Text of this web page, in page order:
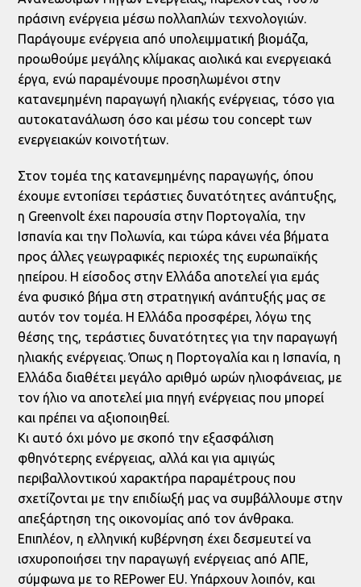
πράσινη ενέργεια μέσω πολλαπλών τεχνολογιών.
Παράγουμε ενέργεια από υπολειμματική βιομάζα,
προωθούμε μεγάλης κλίμακας αιολικά και ενεργειακά
έργα, ενώ παραμένουμε προσηλωμένοι στην
κατανεμημένη παραγωγή ηλιακής ενέργειας, τόσο για
αυτοκατανάλωση όσο και μέσω του concept των
ενεργειακών κοινοτήτων.
Στον τομέα της κατανεμημένης παραγωγής, όπου
έχουμε εντοπίσει τεράστιες δυνατότητες ανάπτυξης,
η Greenvolt έχει παρουσία στην Πορτογαλία, την
Ισπανία και την Πολωνία, και τώρα κάνει νέα βήματα
προς άλλες γεωγραφικές περιοχές της ευρωπαϊκής
ηπείρου. Η είσοδος στην Ελλάδα αποτελεί για εμάς
ένα φυσικό βήμα στη στρατηγική ανάπτυξής μας σε
αυτόν τον τομέα. Η Ελλάδα προσφέρει, λόγω της
θέσης της, τεράστιες δυνατότητες για την παραγωγή
ηλιακής ενέργειας. Όπως η Πορτογαλία και η Ισπανία, η
Ελλάδα διαθέτει μεγάλο αριθμό ωρών ηλιοφάνειας, με
τον ήλιο να αποτελεί μια πηγή ενέργειας που μπορεί
και πρέπει να αξιοποιηθεί.
Κι αυτό όχι μόνο με σκοπό την εξασφάλιση
φθηνότερης ενέργειας, αλλά και για αμιγώς
περιβαλλοντικού χαρακτήρα παραμέτρους που
σχετίζονται με την επιδίωξή μας να συμβάλλουμε στην
απεξάρτηση της οικονομίας από τον άνθρακα.
Επιπλέον, η ελληνική κυβέρνηση έχει δεσμευτεί να
ισχυροποιήσει την παραγωγή ενέργειας από ΑΠΕ,
σύμφωνα με το REPower EU. Υπάρχουν λοιπόν, και